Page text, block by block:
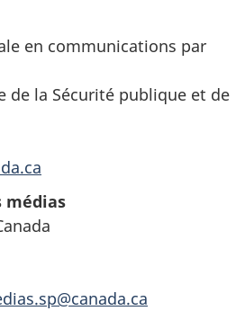
en communications par
de la Sécurité publique et de
médias